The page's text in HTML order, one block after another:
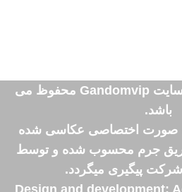
تمامی حقوق برای وب سایت Gandomvip محفوظ می
باشد.
صورت اختصاصی عکاسی شده
جرم محسوب شده و توسط
پیگیری میگردد.
Design and development: